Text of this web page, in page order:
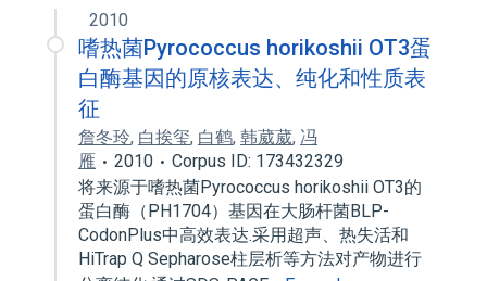
2010
嗜热菌Pyrococcus horikoshii OT3蛋
白酶基因的原核表达、纯化和性质表
征
詹冬玲, 白挨玺, 白鹤, 韩葳葳, 冯
雁
2010
Corpus ID: 173432329
将来源于嗜热菌Pyrococcus horikoshii OT3的
蛋白酶（PH1704）基因在大肠杆菌BLP-
CodonPlus中高效表达.采用超声、热失活和
HiTrap Q Sepharose柱层析等方法对产物进行